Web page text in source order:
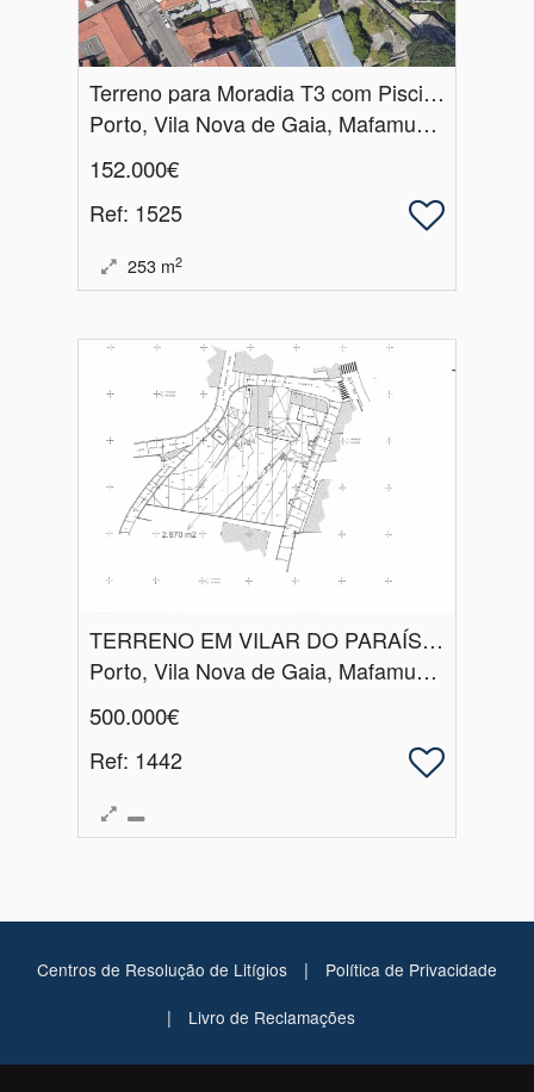
Terreno para Moradia T3 com Piscina a 5 min do Metro de Santo Ovídio
Porto, Vila Nova de Gaia, Mafamude e Vilar do Paraíso
152.000€
Ref: 1525
253 m2
TERRENO EM VILAR DO PARAÍSO - VILA NOVA DE GAIA
Porto, Vila Nova de Gaia, Mafamude e Vilar do Paraíso
500.000€
Ref: 1442
Centros de Resolução de Litígios | Política de Privacidade
| Livro de Reclamações